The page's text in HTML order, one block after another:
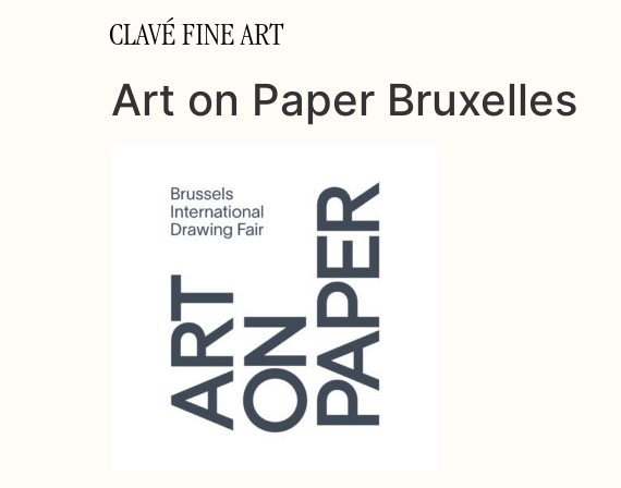
CLAVÉ FINE ART
Art on Paper Bruxelles